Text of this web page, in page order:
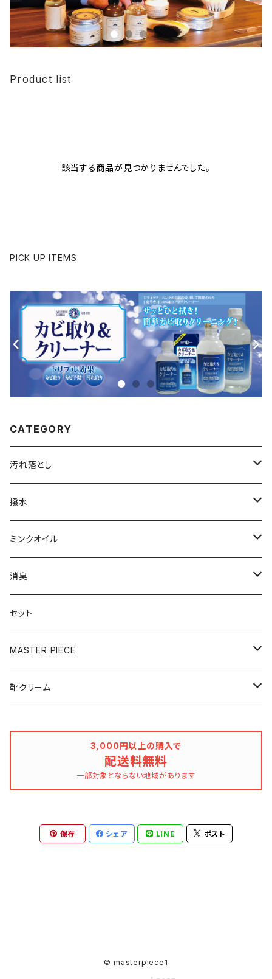
Product list
該当する商品が見つかりませんでした。
PICK UP ITEMS
CATEGORY
汚れ落とし
カビ取り＆クリーナー
70mL
280mL
レザークリーナー
レザーシャンプー
撥水
撥水スプレー
撥水クリーム
ミンクオイル
クリームタイプ
45mL
120mL
リキッドタイプ
100mL
500mL
消臭
靴・ブーツ用
セット
MASTER PIECE
クリーナー
靴クリーム
3,000円以上の購入で
配送料無料
一部対象とならない地域があります
保存 シェア LINE ポスト
© masterpiece1